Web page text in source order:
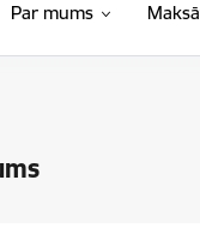
Par mums